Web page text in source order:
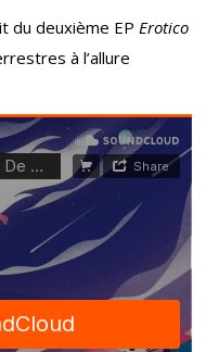
du deuxième EP Erotico
à l’allure